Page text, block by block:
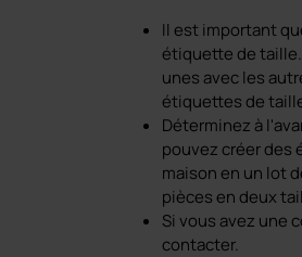
Il est important
étiquette de
unes avec les
étiquettes de
Déterminez à
pouvez créer des
maison en un lot
pièces en deux
Si vous avez une
contacter.